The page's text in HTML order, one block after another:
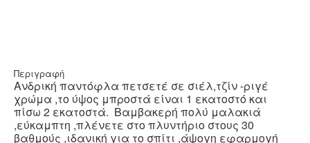
Περιγραφή
Ανδρική παντόφλα πετσετέ σε σιέλ,τζίν -ριγέ
χρώμα ,το ύψος μπροστά είναι 1 εκατοστό και
πίσω 2 εκατοστά. Βαμβακερή πολύ μαλακιά
,εύκαμπτη ,πλένετε στο πλυντήριο στους 30
βαθμούς ,ιδανική για το σπίτι ,άψογη εφαρμογή